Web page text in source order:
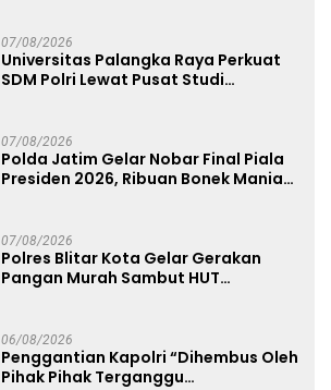
07/08/2026
Universitas Palangka Raya Perkuat
SDM Polri Lewat Pusat Studi
07/08/2026
Polda Jatim Gelar Nobar Final Piala
Presiden 2026, Ribuan Bonek Mania
07/08/2026
Polres Blitar Kota Gelar Gerakan
Pangan Murah Sambut HUT
06/08/2026
Penggantian Kapolri “Dihembus Oleh
Pihak Pihak Terganggu